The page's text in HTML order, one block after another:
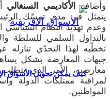
كيف يمكن تحويل الأسواق
وأضاف الأكاديمي السنغالي
يتمثل في مدى تمسّك
وعدم تهديد النظام السياسي
بالتداول السلمي للسلطة
تخطّيه لهذا التحدّي
جبهات المعارضة بشكل
معارضيه، الأمر الذي
لمراقبة ممتلكات الدولة
المواطنين.